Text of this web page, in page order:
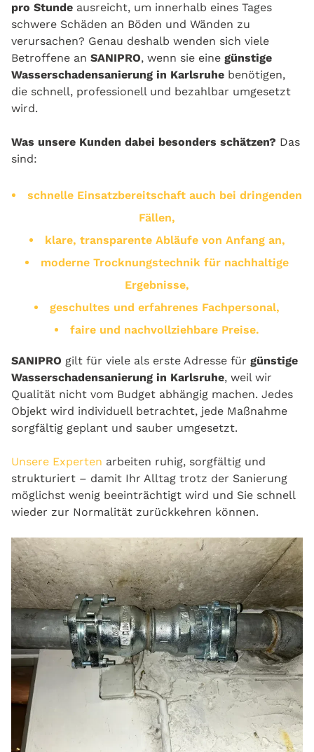
pro Stunde ausreicht, um innerhalb eines Tages
schwere Schäden an Böden und Wänden zu
verursachen? Genau deshalb wenden sich viele
Betroffene an SANIPRO, wenn sie eine günstige
Wasserschadensanierung in Karlsruhe benötigen,
die schnell, professionell und bezahlbar umgesetzt
wird.
Was unsere Kunden dabei besonders schätzen? Das
sind:
schnelle Einsatzbereitschaft auch bei dringenden
Fällen,
klare, transparente Abläufe von Anfang an,
moderne Trocknungstechnik für nachhaltige
Ergebnisse,
geschultes und erfahrenes Fachpersonal,
faire und nachvollziehbare Preise.
SANIPRO gilt für viele als erste Adresse für günstige
Wasserschadensanierung in Karlsruhe, weil wir
Qualität nicht vom Budget abhängig machen. Jedes
Objekt wird individuell betrachtet, jede Maßnahme
sorgfältig geplant und sauber umgesetzt.
Unsere Experten arbeiten ruhig, sorgfältig und
strukturiert – damit Ihr Alltag trotz der Sanierung
möglichst wenig beeinträchtigt wird und Sie schnell
wieder zur Normalität zurückkehren können.